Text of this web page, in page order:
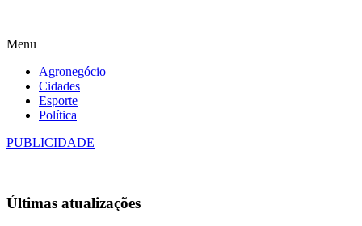
Menu
Agronegócio
Cidades
Esporte
Política
PUBLICIDADE
Últimas atualizações